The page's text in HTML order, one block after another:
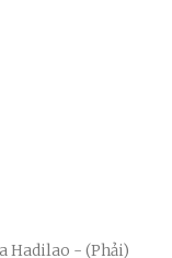
Hadilao - (Phải)